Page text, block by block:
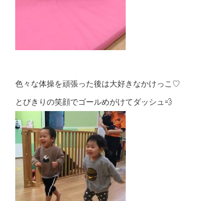
色々な体操を頑張った後は大好きなかけっこ♡
とびきりの笑顔でゴールめがけてダッシュ💨